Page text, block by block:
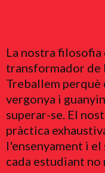
La nostra filosofia
transformador de
Treballem perquè
vergonya i
superar-se. El
pràctica
l'ensenyament i
cada estudiant no